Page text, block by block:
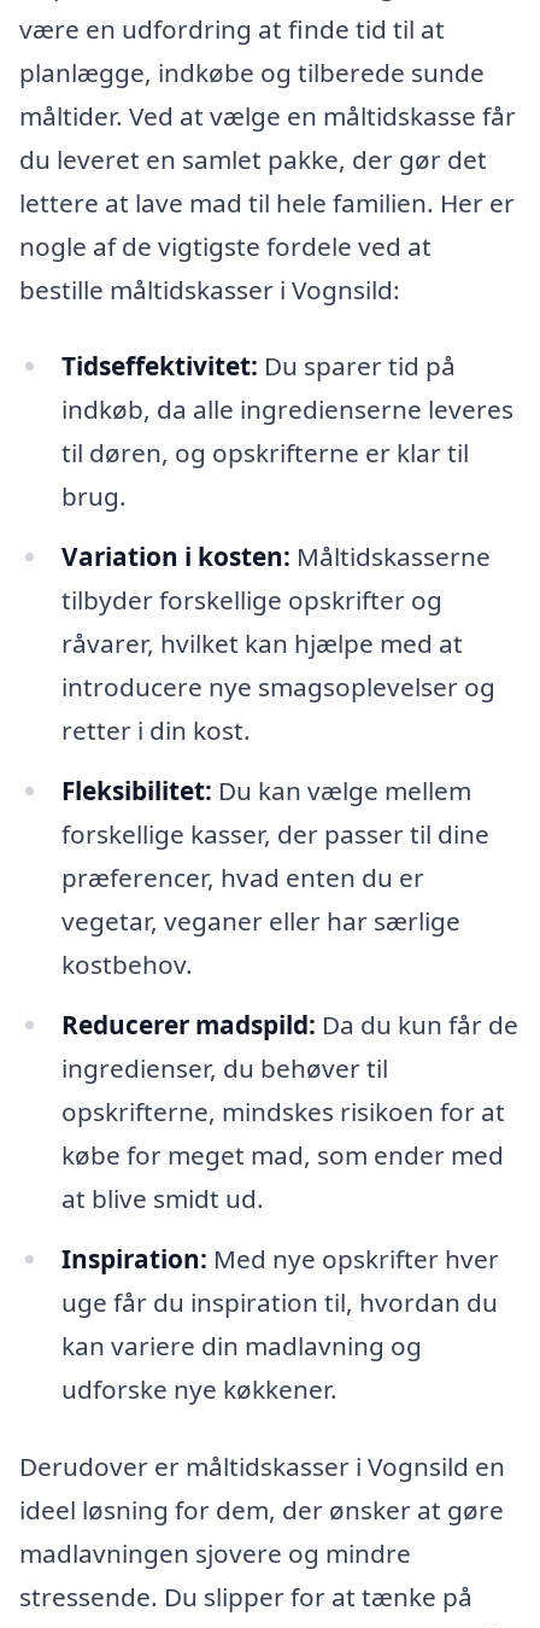
være en udfordring at finde tid til at
planlægge, indkøbe og tilberede sunde
måltider. Ved at vælge en måltidskasse får
du leveret en samlet pakke, der gør det
lettere at lave mad til hele familien. Her er
nogle af de vigtigste fordele ved at
bestille måltidskasser i Vognsild:
Tidseffektivitet: Du sparer tid på
indkøb, da alle ingredienserne leveres
til døren, og opskrifterne er klar til
brug.
Variation i kosten: Måltidskasserne
tilbyder forskellige opskrifter og
råvarer, hvilket kan hjælpe med at
introducere nye smagsoplevelser og
retter i din kost.
Fleksibilitet: Du kan vælge mellem
forskellige kasser, der passer til dine
præferencer, hvad enten du er
vegetar, veganer eller har særlige
kostbehov.
Reducerer madspild: Da du kun får de
ingredienser, du behøver til
opskrifterne, mindskes risikoen for at
købe for meget mad, som ender med
at blive smidt ud.
Inspiration: Med nye opskrifter hver
uge får du inspiration til, hvordan du
kan variere din madlavning og
udforske nye køkkener.
Derudover er måltidskasser i Vognsild en
ideel løsning for dem, der ønsker at gøre
madlavningen sjovere og mindre
stressende. Du slipper for at tænke på